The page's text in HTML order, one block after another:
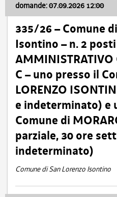
domande: 07.09.2026 12:00
335/26 – Comune
Isontino – n. 2 posti
AMMINISTRATIVO
C – uno presso il
LORENZO
e indeterminato) e
Comune di
parziale, 30 ore
indeterminato)
Comune di San Lorenzo Isontino